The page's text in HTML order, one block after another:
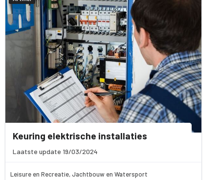
Keuring elektrische installaties
Laatste update 19/03/2024
Leisure en Recreatie, Jachtbouw en Watersport